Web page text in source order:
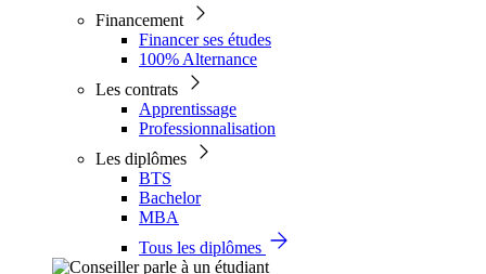
Financement
Financer ses études
100% Alternance
Les contrats
Apprentissage
Professionnalisation
Les diplômes
BTS
Bachelor
MBA
Tous les diplômes